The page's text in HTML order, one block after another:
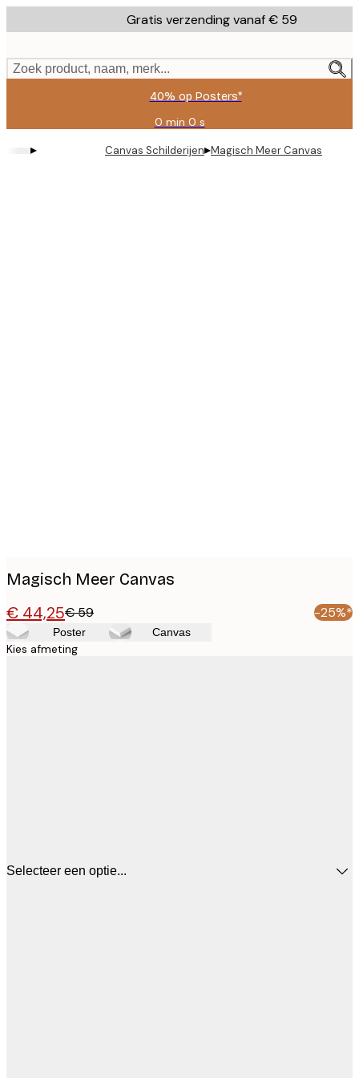
to
content.
Gratis verzending vanaf € 59
Zoek product, naam, merk...
40% op Posters*
0 min 0 s
Geldig
tot:
2026-
▸ Canvas Schilderijen▸Magisch Meer Canvas
Magisch Meer Canvas
€ 44,25€ 59 -25%*
Poster Canvas
Kies afmeting
Selecteer een optie...